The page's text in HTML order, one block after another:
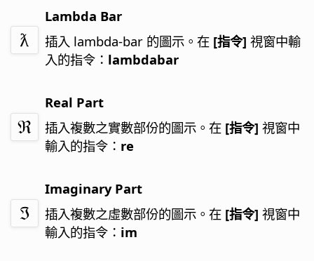
Lambda Bar
插入 lambda-bar 的圖示。在 [指令] 視窗中輸
入的指令： lambdabar
Real Part
插入複數之實數部份的圖示。在 [指令] 視窗中
輸入的指令： re
Imaginary Part
插入複數之虛數部份的圖示。在 [指令] 視窗中
輸入的指令： im